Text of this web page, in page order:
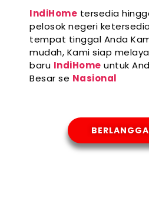
IndiHome tersedia
pelosok negeri
tempat tinggal Anda
mudah, Kami siap
baru IndiHome untuk
Besar se Nasional